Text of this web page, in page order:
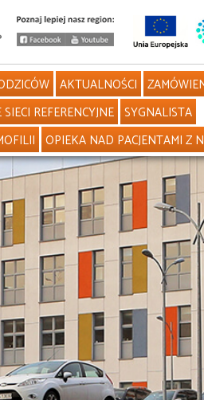
AKTUALNOŚCI
REFERENCYJNE SYGNALISTA
OPIEKA NAD PACJENTAMI Z